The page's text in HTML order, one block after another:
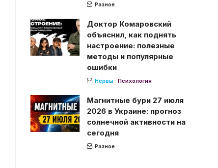
Разное
Доктор Комаровский
объяснил, как поднять
настроение: полезные
методы и популярные
ошибки
Нервы Психология
Магнитные бури 27 июля
2026 в Украине: прогноз
солнечной активности на
сегодня
Разное